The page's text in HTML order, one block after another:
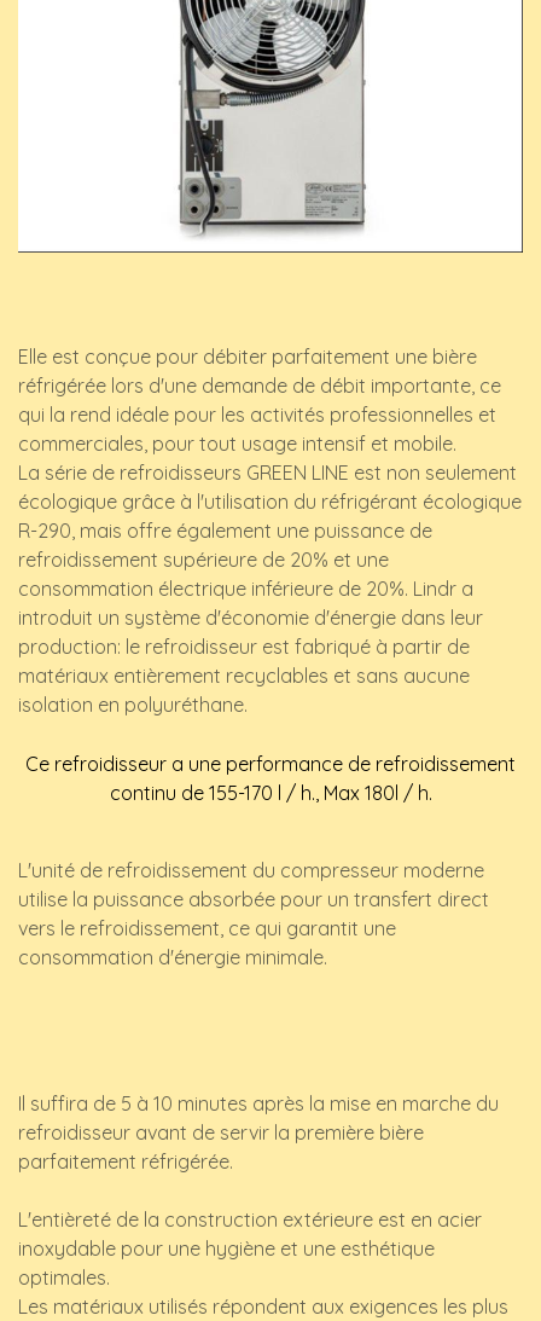
Elle est conçue pour débiter parfaitement une bière
réfrigérée lors d'une demande de débit importante, ce
qui la rend idéale pour les activités professionnelles et
commerciales, pour tout usage intensif et mobile.
La série de refroidisseurs GREEN LINE est non seulement
écologique grâce à l'utilisation du réfrigérant écologique
R-290, mais offre également une puissance de
refroidissement supérieure de 20% et une
consommation électrique inférieure de 20%. Lindr a
introduit un système d'économie d'énergie dans leur
production: le refroidisseur est fabriqué à partir de
matériaux entièrement recyclables et sans aucune
isolation en polyuréthane.
Ce refroidisseur a une performance de refroidissement
continu de 155-170 l / h., Max 180l / h.
L'unité de refroidissement du compresseur moderne
utilise la puissance absorbée pour un transfert direct
vers le refroidissement, ce qui garantit une
consommation d'énergie minimale.
Il suffira de 5 à 10 minutes après la mise en marche du
refroidisseur avant de servir la première bière
parfaitement réfrigérée.
L'entièreté de la construction extérieure est en acier
inoxydable pour une hygiène et une esthétique
optimales.
Les matériaux utilisés répondent aux exigences les plus